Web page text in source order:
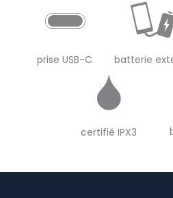
prise USB-C batterie
certifié IPX3